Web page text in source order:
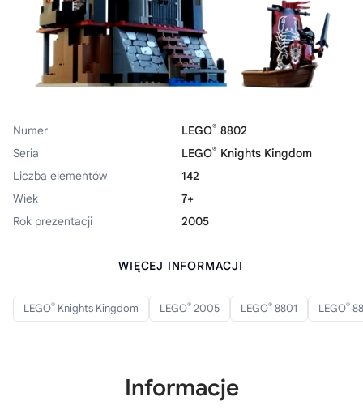
Numer LEGO® 8802
Seria
LEGO® Knights Kingdom
Liczba elementów
142
Wiek
7+
Rok prezentacji
2005
WIĘCEJ INFORMACJI
LEGO® Knights Kingdom LEGO® 2005 LEGO® 8801 LEGO®
Informacje